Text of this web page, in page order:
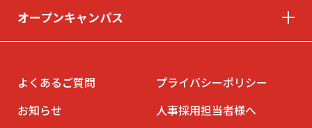
オープンキャンパス
よくあるご質問
お知らせ
プライバシーポリシー
人事採用担当者様へ